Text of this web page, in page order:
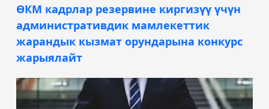
ӨКМ кадрлар резервине киргизүү үчүн
административдик мамлекеттик
жарандык кызмат орундарына конкурс
жарыялайт